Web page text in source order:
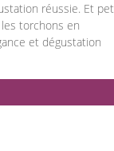
réussie. Et
torchons en
et dégustation